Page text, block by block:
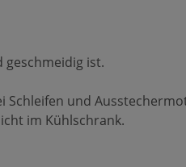
ist.
Schleifen und
im Kühlschrank.